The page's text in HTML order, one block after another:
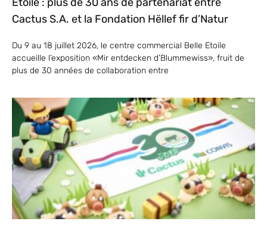
Cactus S.A. et la Fondation Hëllef fir d’Natur
Du 9 au 18 juillet 2026, le centre commercial Belle Etoile
accueille l’exposition «Mir entdecken d’Blummewiss», fruit de
plus de 30 années de collaboration entre